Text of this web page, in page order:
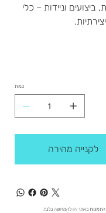
וניידות – כלי
כמות
לקנייה מהירה
התמונות באתר הן להמחשה בלבד.